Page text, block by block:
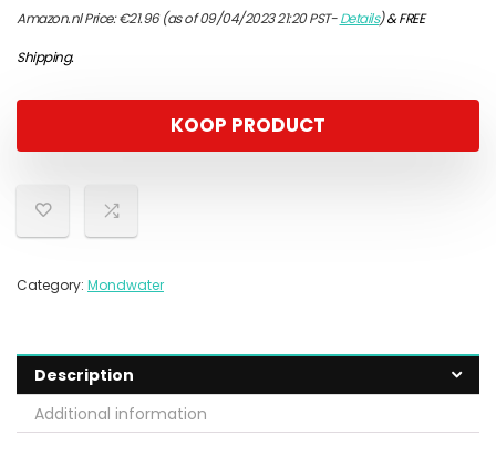
Amazon.nl Price:€21.96(as of 09/04/2023 21:20 PST-Details)&FREE
Shipping.
KOOP PRODUCT
Category: Mondwater
Description
Additional information